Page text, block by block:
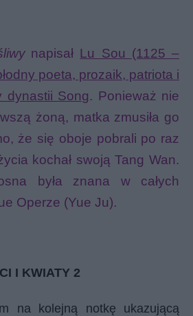
napisał Lu Sou (1125 –
poeta, prozaik, patriota i
dynastii Song. Ponieważ nie
żoną, matka zmusiła go
że się oboje pobrali po raz
kochał swoją Tang Wan.
była znana w całych
Operze (Yue Ju).
I KWIATY 2
na kolejną notkę ukazującą